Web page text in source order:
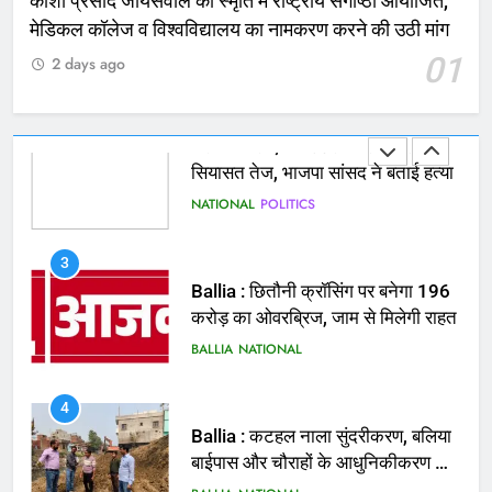
मेडिकल कॉलेज व विश्वविद्यालय का नामकरण करने की उठी मांग
01
2 days ago
2
भरत तिवारी एनकाउंटर मामले को लेकर
सियासत तेज, भाजपा सांसद ने बताई हत्या
NATIONAL POLITICS
Ballia : छितौनी क्रॉसिंग पर बनेगा 196
4
Ballia : कटहल नाला सुंदरीकरण, बलिया
5